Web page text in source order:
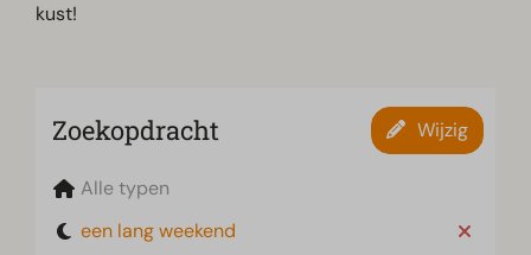
kust!
Zoekopdracht Wijzig
Alle typen
een lang weekend